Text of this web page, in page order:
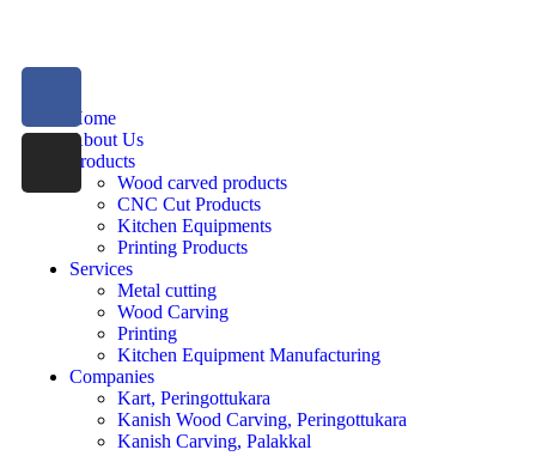
Home
About Us
Products
Wood carved products
CNC Cut Products
Kitchen Equipments
Printing Products
Services
Metal cutting
Wood Carving
Printing
Kitchen Equipment Manufacturing
Companies
Kart, Peringottukara
Kanish Wood Carving, Peringottukara
Kanish Carving, Palakkal